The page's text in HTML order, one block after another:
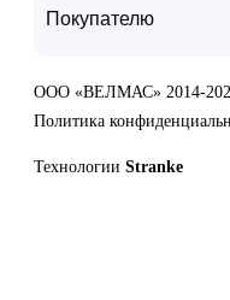
Покупателю
ООО «ВЕЛМАС» 2014-
Политика
Технологии Stranke